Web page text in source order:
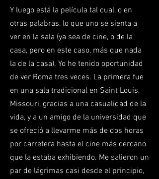
Y luego está la película tal cual, o en
otras palabras, lo que uno se sienta a
ver en la sala (ya sea de cine, o de la
casa, pero en este caso, más que nada
la de la casa). Yo he tenido oportunidad
de ver Roma tres veces. La primera fue
en una sala tradicional en Saint Louis,
Missouri, gracias a una casualidad de la
vida, y a un amigo de la universidad que
se ofreció a llevarme más de dos horas
por carretera hasta el cine más cercano
que la estaba exhibiendo. Me salieron un
par de lágrimas casi desde el principio,